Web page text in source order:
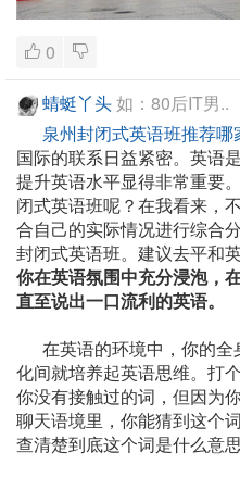
0
蜻蜓丫头如：80后IT男..
泉州封闭式英语班推荐哪
国际的联系日益紧密。英语
提升英语水平显得非常重要
闭式英语班呢？在我看来，
合自己的实际情况进行综合
封闭式英语班。建议去平和
你在英语氛围中充分浸泡，
直至说出一口流利的英语。
在英语的环境中，你的全
化间就培养起英语思维。打
你没有接触过的词，但因为
聊天语境里，你能猜到这个
查清楚到底这个词是什么意思